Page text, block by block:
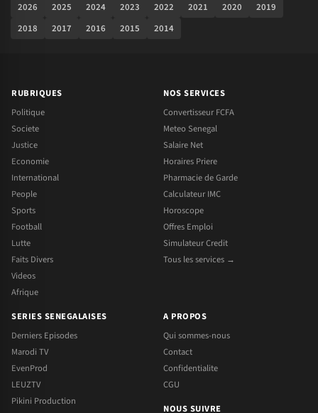
2026 2025 2024 2023 2022 2021 2020
2019
2018
2017 2016 2015 2014
RUBRIQUES
Politique
Societe
Justice
Economie
International
People
Sports
Football
Lutte
Faits Divers
Videos
Afrique
NOS SERVICES
Convertisseur FCFA
Meteo Senegal
Salaire Net
Horaires Priere
Pharmacie de Garde
Calculateur IMC
Horoscope
Offres Emploi
Simulateur Credit
Tous les services →
SERIES SENEGALAISES
Derniers Episodes
Marodi TV
EvenProd
LEUZTV
Pikini Production
A PROPOS
Qui sommes-nous
Contact
Confidentialite
CGU
NOUS SUIVRE